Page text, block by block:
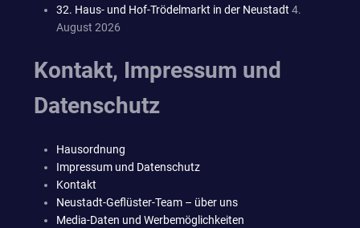
32. Haus- und Hof-Trödelmarkt in der Neustadt 4.
August 2026
Kontakt, Impressum und
Datenschutz
Hausordnung
Impressum und Datenschutz
Kontakt
Neustadt-Geflüster-Team – über uns
Media-Daten und Werbemöglichkeiten